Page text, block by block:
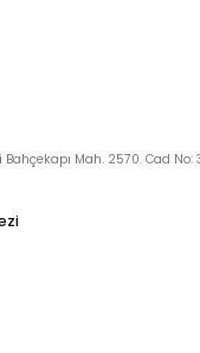
Mah. 2570. Cad No: